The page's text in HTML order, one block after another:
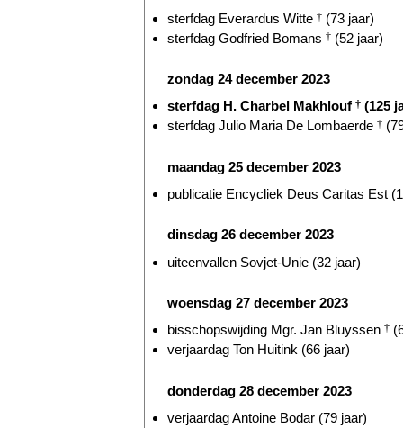
sterfdag Everardus Witte † (73 jaar)
sterfdag Godfried Bomans † (52 jaar)
zondag 24 december 2023
sterfdag H. Charbel Makhlouf † (125
sterfdag Julio Maria De Lombaerde †
maandag 25 december 2023
publicatie Encycliek Deus Caritas Est
dinsdag 26 december 2023
uiteenvallen Sovjet-Unie (32 jaar)
woensdag 27 december 2023
bisschopswijding Mgr. Jan Bluyssen †
verjaardag Ton Huitink (66 jaar)
donderdag 28 december 2023
verjaardag Antoine Bodar (79 jaar)